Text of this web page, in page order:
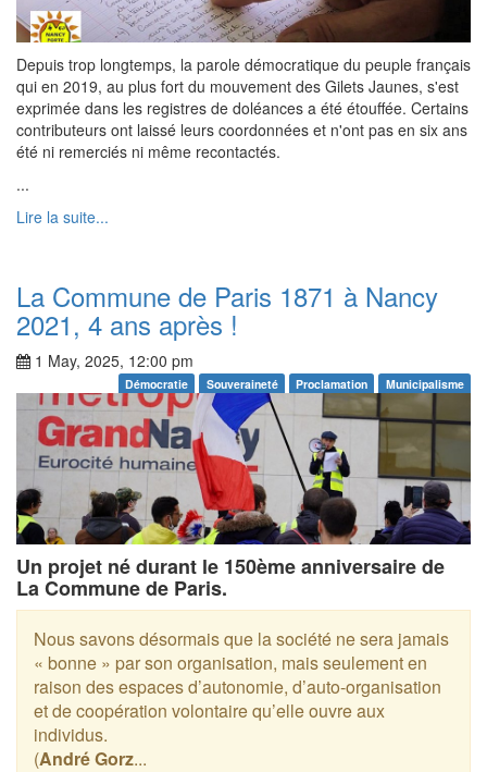
Depuis trop longtemps, la parole démocratique du peuple français
qui en 2019, au plus fort du mouvement des Gilets Jaunes, s'est
exprimée dans les registres de doléances a été étouffée. Certains
contributeurs ont laissé leurs coordonnées et n'ont pas en six ans
été ni remerciés ni même recontactés.
...
Lire la suite...
La Commune de Paris 1871 à Nancy
2021, 4 ans après !
1 May, 2025, 12:00 pm
Démocratie Souveraineté Proclamation Municipalisme
Un projet né durant le 150ème anniversaire de
La Commune de Paris.
Nous savons désormais que la société ne sera jamais
« bonne » par son organisation, mais seulement en
raison des espaces d’autonomie, d’auto-organisation
et de coopération volontaire qu’elle ouvre aux
individus.
(André Gorz...